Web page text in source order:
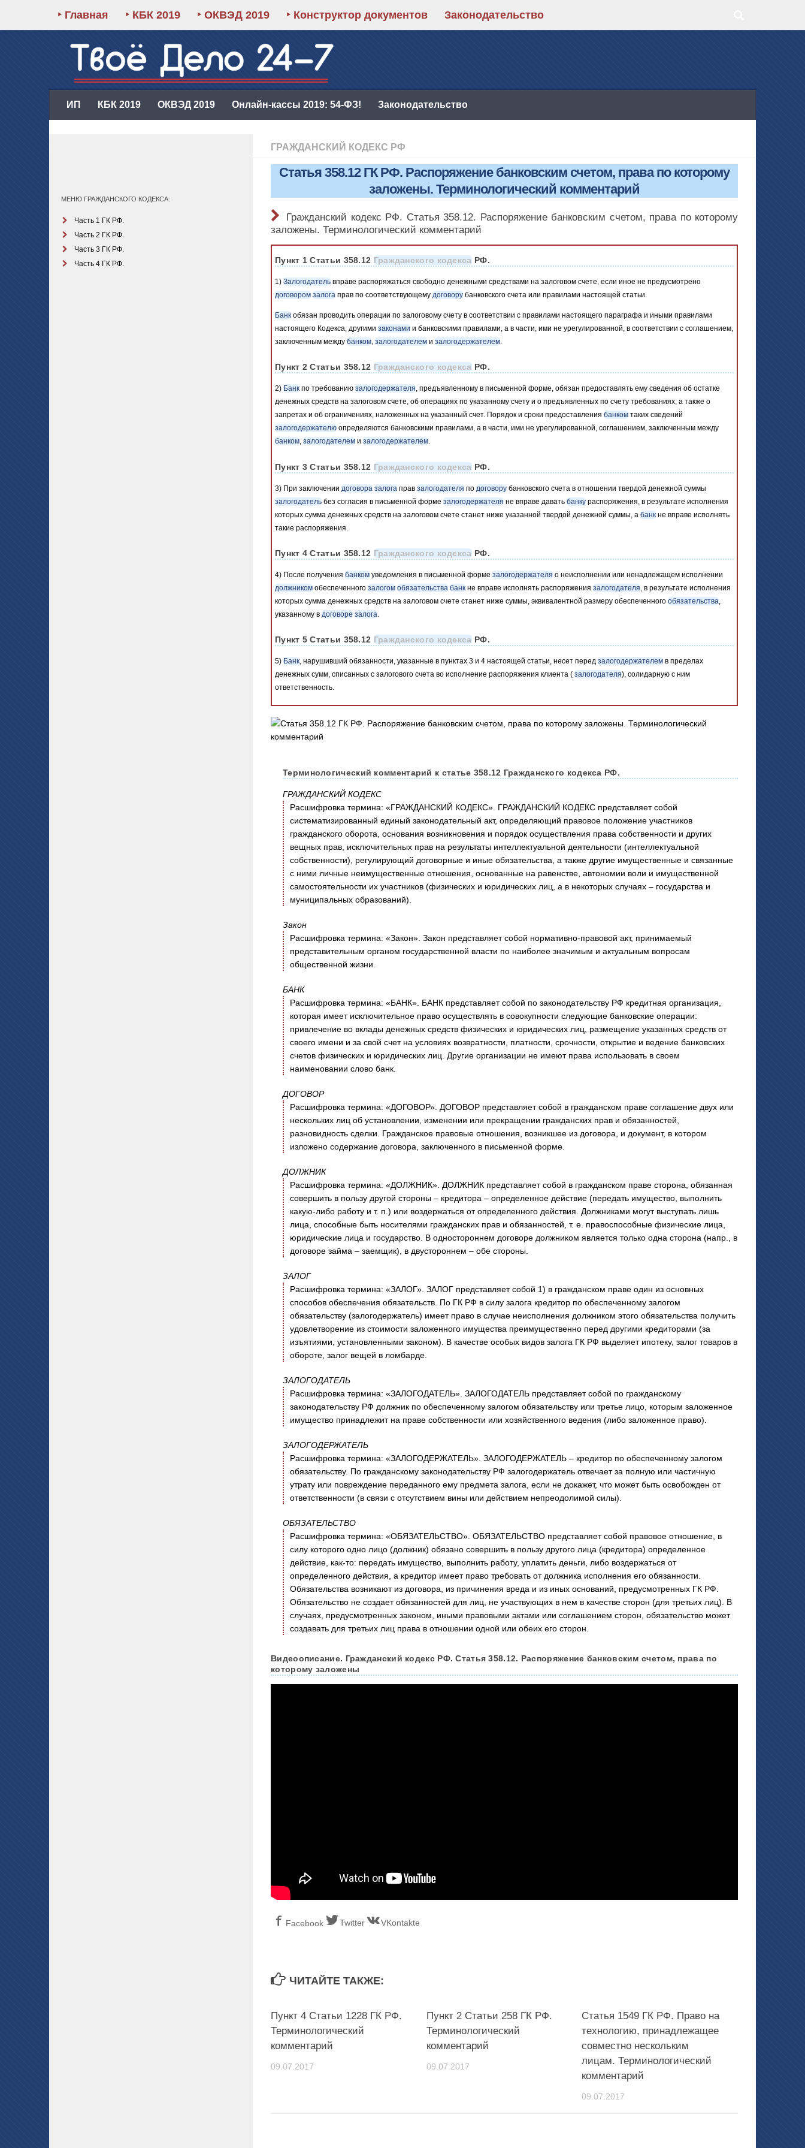
‣ Главная ‣ КБК 2019 ‣ ОКВЭД 2019 ‣ Конструктор документов Законодательство
ИП КБК 2019 ОКВЭД 2019 Онлайн-кассы 2019: 54-ФЗ! Законодательство
ГРАЖДАНСКИЙ КОДЕКС РФ
Статья 358.12 ГК РФ. Распоряжение банковским счетом, права по которому
заложены. Терминологический комментарий
Гражданский кодекс РФ. Статья 358.12. Распоряжение банковским счетом, права по которому
заложены. Терминологический комментарий
Пункт 1 Статьи 358.12 Гражданского кодекса РФ.
1) Залогодатель вправе распоряжаться свободно денежными средствами на залоговом счете, если иное не предусмотрено
договором залога прав по соответствующему договору банковского счета или правилами настоящей статьи.
Банк обязан проводить операции по залоговому счету в соответствии с правилами настоящего параграфа и иными правилами
настоящего Кодекса, другими законами и банковскими правилами, а в части, ими не урегулированной, в соответствии с соглашением,
заключенным между банком, залогодателем и залогодержателем.
Пункт 2 Статьи 358.12 Гражданского кодекса РФ.
2) Банк по требованию залогодержателя, предъявленному в письменной форме, обязан предоставлять ему сведения об остатке
денежных средств на залоговом счете, об операциях по указанному счету и о предъявленных по счету требованиях, а также о
запретах и об ограничениях, наложенных на указанный счет. Порядок и сроки предоставления банком таких сведений
залогодержателю определяются банковскими правилами, а в части, ими не урегулированной, соглашением, заключенным между
банком, залогодателем и залогодержателем.
Пункт 3 Статьи 358.12 Гражданского кодекса РФ.
3) При заключении договора залога прав залогодателя по договору банковского счета в отношении твердой денежной суммы
залогодатель без согласия в письменной форме залогодержателя не вправе давать банку распоряжения, в результате исполнения
которых сумма денежных средств на залоговом счете станет ниже указанной твердой денежной суммы, а банк не вправе исполнять
такие распоряжения.
Пункт 4 Статьи 358.12 Гражданского кодекса РФ.
4) После получения банком уведомления в письменной форме залогодержателя о неисполнении или ненадлежащем исполнении
должником обеспеченного залогом обязательства банк не вправе исполнять распоряжения залогодателя, в результате исполнения
которых сумма денежных средств на залоговом счете станет ниже суммы, эквивалентной размеру обеспеченного обязательства,
указанному в договоре залога.
Пункт 5 Статьи 358.12 Гражданского кодекса РФ.
5) Банк, нарушивший обязанности, указанные в пунктах 3 и 4 настоящей статьи, несет перед залогодержателем в пределах
денежных сумм, списанных с залогового счета во исполнение распоряжения клиента ( залогодателя), солидарную с ним
ответственность.
Терминологический комментарий к статье 358.12 Гражданского кодекса РФ.
ГРАЖДАНСКИЙ КОДЕКС
Расшифровка термина: «ГРАЖДАНСКИЙ КОДЕКС». ГРАЖДАНСКИЙ КОДЕКС представляет собой
систематизированный единый законодательный акт, определяющий правовое положение участников
гражданского оборота, основания возникновения и порядок осуществления права собственности и других
вещных прав, исключительных прав на результаты интеллектуальной деятельности (интеллектуальной
собственности), регулирующий договорные и иные обязательства, а также другие имущественные и связанные
с ними личные неимущественные отношения, основанные на равенстве, автономии воли и имущественной
самостоятельности их участников (физических и юридических лиц, а в некоторых случаях – государства и
муниципальных образований).
Закон
Расшифровка термина: «Закон». Закон представляет собой нормативно-правовой акт, принимаемый
представительным органом государственной власти по наиболее значимым и актуальным вопросам
общественной жизни.
БАНК
Расшифровка термина: «БАНК». БАНК представляет собой по законодательству РФ кредитная организация,
которая имеет исключительное право осуществлять в совокупности следующие банковские операции:
привлечение во вклады денежных средств физических и юридических лиц, размещение указанных средств от
своего имени и за свой счет на условиях возвратности, платности, срочности, открытие и ведение банковских
счетов физических и юридических лиц. Другие организации не имеют права использовать в своем
наименовании слово банк.
ДОГОВОР
Расшифровка термина: «ДОГОВОР». ДОГОВОР представляет собой в гражданском праве соглашение двух или
нескольких лиц об установлении, изменении или прекращении гражданских прав и обязанностей,
разновидность сделки. Гражданское правовые отношения, возникшее из договора, и документ, в котором
изложено содержание договора, заключенного в письменной форме.
ДОЛЖНИК
Расшифровка термина: «ДОЛЖНИК». ДОЛЖНИК представляет собой в гражданском праве сторона, обязанная
совершить в пользу другой стороны – кредитора – определенное действие (передать имущество, выполнить
какую-либо работу и т. п.) или воздержаться от определенного действия. Должниками могут выступать лишь
лица, способные быть носителями гражданских прав и обязанностей, т. е. правоспособные физические лица,
юридические лица и государство. В одностороннем договоре должником является только одна сторона (напр., в
договоре займа – заемщик), в двустороннем – обе стороны.
ЗАЛОГ
Расшифровка термина: «ЗАЛОГ». ЗАЛОГ представляет собой 1) в гражданском праве один из основных
способов обеспечения обязательств. По ГК РФ в силу залога кредитор по обеспеченному залогом
обязательству (залогодержатель) имеет право в случае неисполнения должником этого обязательства получить
удовлетворение из стоимости заложенного имущества преимущественно перед другими кредиторами (за
изъятиями, установленными законом). В качестве особых видов залога ГК РФ выделяет ипотеку, залог товаров в
обороте, залог вещей в ломбарде.
ЗАЛОГОДАТЕЛЬ
Расшифровка термина: «ЗАЛОГОДАТЕЛЬ». ЗАЛОГОДАТЕЛЬ представляет собой по гражданскому
законодательству РФ должник по обеспеченному залогом обязательству или третье лицо, которым заложенное
имущество принадлежит на праве собственности или хозяйственного ведения (либо заложенное право).
ЗАЛОГОДЕРЖАТЕЛЬ
Расшифровка термина: «ЗАЛОГОДЕРЖАТЕЛЬ». ЗАЛОГОДЕРЖАТЕЛЬ – кредитор по обеспеченному залогом
обязательству. По гражданскому законодательству РФ залогодержатель отвечает за полную или частичную
утрату или повреждение переданного ему предмета залога, если не докажет, что может быть освобожден от
ответственности (в связи с отсутствием вины или действием непреодолимой силы).
ОБЯЗАТЕЛЬСТВО
Расшифровка термина: «ОБЯЗАТЕЛЬСТВО». ОБЯЗАТЕЛЬСТВО представляет собой правовое отношение, в
силу которого одно лицо (должник) обязано совершить в пользу другого лица (кредитора) определенное
действие, как-то: передать имущество, выполнить работу, уплатить деньги, либо воздержаться от
определенного действия, а кредитор имеет право требовать от должника исполнения его обязанности.
Обязательства возникают из договора, из причинения вреда и из иных оснований, предусмотренных ГК РФ.
Обязательство не создает обязанностей для лиц, не участвующих в нем в качестве сторон (для третьих лиц). В
случаях, предусмотренных законом, иными правовыми актами или соглашением сторон, обязательство может
создавать для третьих лиц права в отношении одной или обеих его сторон.
Видеоописание. Гражданский кодекс РФ. Статья 358.12. Распоряжение банковским счетом, права по
которому заложены
Facebook Twitter VKontakte
ЧИТАЙТЕ ТАКЖЕ:
Пункт 4 Статьи 1228 ГК РФ.
Терминологический
комментарий
09.07.2017
Пункт 2 Статьи 258 ГК РФ.
Терминологический
комментарий
09.07.2017
Статья 1549 ГК РФ. Право на
технологию, принадлежащее
совместно нескольким
лицам. Терминологический
комментарий
09.07.2017
МЕНЮ ГРАЖДАНСКОГО КОДЕКСА:
Часть 1 ГК РФ.
Часть 2 ГК РФ.
Часть 3 ГК РФ.
Часть 4 ГК РФ.